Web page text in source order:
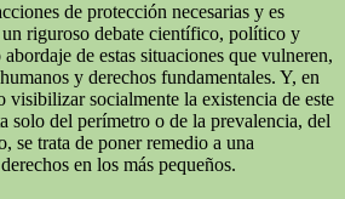
de protección necesarias y es
un riguroso debate científico, político y
de estas situaciones que vulneren,
y derechos fundamentales. Y, en
visibilizar socialmente la existencia de este
solo del perímetro o de la prevalencia, del
se trata de poner remedio a una
en los más pequeños.